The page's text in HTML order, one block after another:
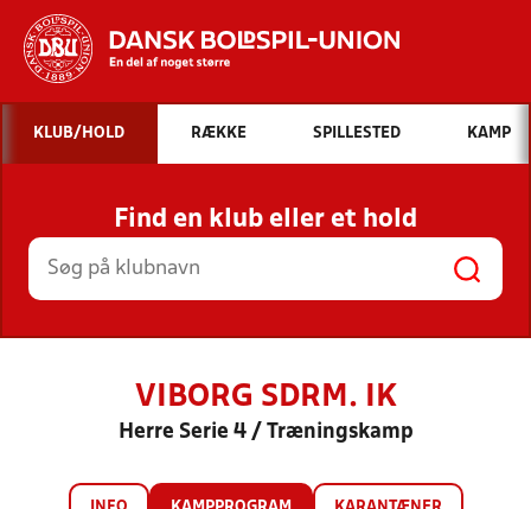
Hvad vil du søge efter?
INDHOLD OG NYHEDER
STILLINGER, RESULTATER, KLUBBER OG
HOLD
KLUB/HOLD RÆKKE SPILLESTED KAMP
Find en klub eller et hold
VIBORG SDRM. IK
Herre Serie 4 / Træningskamp